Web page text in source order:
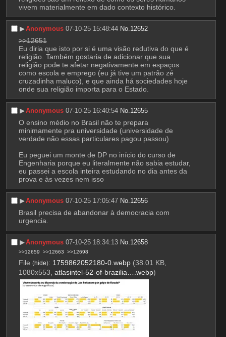
vivem materialmente em dado contexto histórico.
▶︎Anonymous 07-10-25 15:48:44 No.12652
>>12651
Eu diria que isto por si é uma visão redutiva do que é
religião. Também gostaria de adicionar que sua
religião pode te afetar negativamente em espaços
como escola e emprego (eu já tive um patrão zé
cruzadinha maluco), e que ainda há sociedades hoje
onde sua religião importa para o Estado.
▶︎Anonymous 07-10-25 16:40:54 No.12655
O ensino médio no Brasil não te prepara
minimamente pra universidade (universidade de
verdade não essas particulares pagou passou)
Eu peguei um monte de DP no início do curso de
Engenharia porque eu literalmente não sabia estudar,
eu passei a escola inteira estudando no dia antes da
prova e às vezes nem isso
▶︎Anonymous 07-10-25 17:05:47 No.12656
Brasil precisa de abandonar à democracia com
urgencia.
▶︎Anonymous 07-10-25 18:34:13 No.12658
>>12659 >>12663 >>12698
File (hide): 1759862052180-0.webp (38.01 KB,
1080x553, atlasintel-52-of-brazilia….webp)